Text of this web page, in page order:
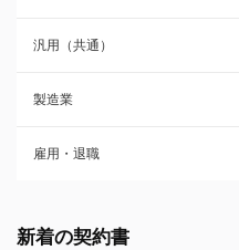
汎用（共通）
製造業
雇用・退職
新着の契約書